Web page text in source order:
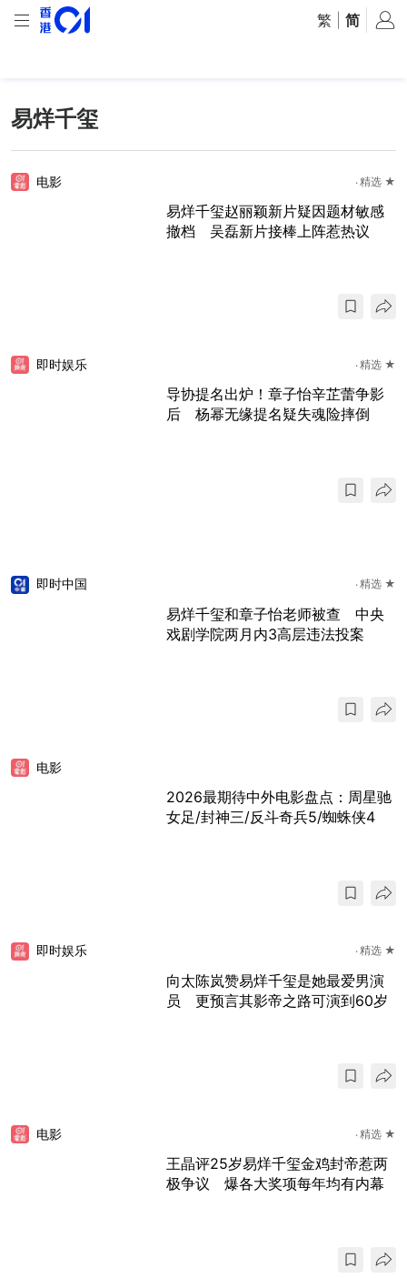
繁 简
易烊千玺
电影 精选 ★
易烊千玺赵丽颖新片疑因题材敏感
撤档 吴磊新片接棒上阵惹热议
即时娱乐 精选 ★
导协提名出炉！章子怡辛芷蕾争影
后 杨幂无缘提名疑失魂险摔倒
即时中国 精选 ★
易烊千玺和章子怡老师被查 中央
戏剧学院两月内3高层违法投案
电影
2026最期待中外电影盘点：周星驰
女足/封神三/反斗奇兵5/蜘蛛侠4
即时娱乐 精选 ★
向太陈岚赞易烊千玺是她最爱男演
员 更预言其影帝之路可演到60岁
电影 精选 ★
王晶评25岁易烊千玺金鸡封帝惹两
极争议 爆各大奖项每年均有内幕